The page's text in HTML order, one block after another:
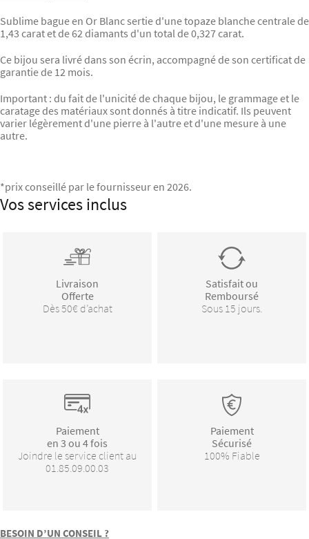
Sublime bague en Or Blanc sertie d'une topaze blanche centrale de
1,43 carat et de 62 diamants d'un total de 0,327 carat.
Ce bijou sera livré dans son écrin, accompagné de son certificat de
garantie de 12 mois.
Important : du fait de l'unicité de chaque bijou, le grammage et le
caratage des matériaux sont donnés à titre indicatif. Ils peuvent
varier légèrement d'une pierre à l'autre et d'une mesure à une
autre.
*prix conseillé par le fournisseur en 2026.
Vos services inclus
Livraison
Offerte
Dès 50€ d’achat
Satisfait ou
Remboursé
Sous 15 jours.
Paiement
en 3 ou 4 fois
Joindre le service client au
01.85.09.00.03
Paiement
Sécurisé
100% Fiable
BESOIN D’UN CONSEIL ?